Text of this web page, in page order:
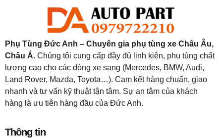
Phụ Tùng Đức Anh – Chuyên gia phụ tùng xe Châu Âu,
Châu Á. Chúng tôi cung cấp đầy đủ linh kiện, phụ tùng chất
lượng cao cho các dòng xe sang (Mercedes, BMW, Audi,
Land Rover, Mazda, Toyota…). Cam kết hàng chuẩn, giao
nhanh và tư vấn kỹ thuật tận tâm. Sự an tâm của khách
hàng là ưu tiên hàng đầu của Đức Anh.
Thông tin